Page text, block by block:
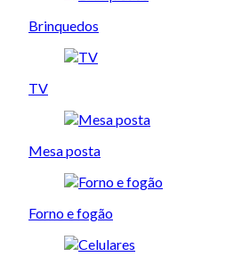
Brinquedos
TV
Mesa posta
Forno e fogão